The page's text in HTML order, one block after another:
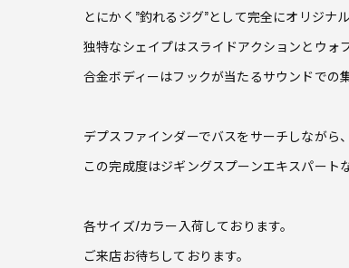
とにかく”釣れるジグ”として完全にオリジナル
独特なシェイプはスライドアクションとウォ
合金ボディーはフックが当たるサウンドでの
デプスファインダーでバスをサーチしながら
この完成度はジギングスプーンエキスパート
各サイズ/カラー入荷しております。
ご来店お待ちしております。